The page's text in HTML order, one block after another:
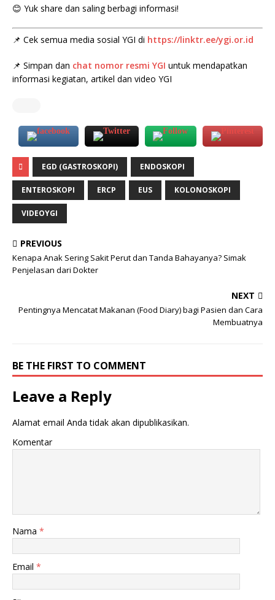
😊 Yuk share dan saling berbagi informasi!
📌 Cek semua media sosial YGI di https://linktr.ee/ygi.or.id
📌 Simpan dan chat nomor resmi YGI untuk mendapatkan
informasi kegiatan, artikel dan video YGI
EGD (GASTROSKOPI) ENDOSKOPI
ENTEROSKOPI ERCP EUS KOLONOSKOPI
VIDEOYGI
PREVIOUS
Kenapa Anak Sering Sakit Perut dan Tanda Bahayanya? Simak
Penjelasan dari Dokter
NEXT
Pentingnya Mencatat Makanan (Food Diary) bagi Pasien dan Cara
Membuatnya
BE THE FIRST TO COMMENT
Leave a Reply
Alamat email Anda tidak akan dipublikasikan.
Komentar
Nama *
Email *